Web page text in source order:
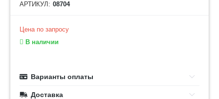
АРТИКУЛ: 08704
Цена по запросу
В наличии
Варианты оплаты
Доставка